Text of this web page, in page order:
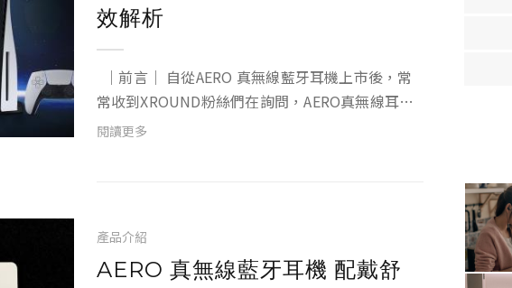
效解析
常收到XROUND粉絲們在詢問，AERO真無線耳機
是否能支援Sony PlayStation 5(PS5)? PS5的環繞
閱讀更多
產品介紹
AERO 真無線藍牙耳機 配戴舒